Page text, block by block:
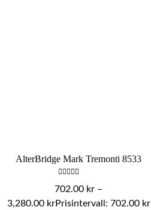
AlterBridge Mark Tremonti 8533
0
5
702.00 kr –
3,280.00 krPrisintervall: 702.00 kr